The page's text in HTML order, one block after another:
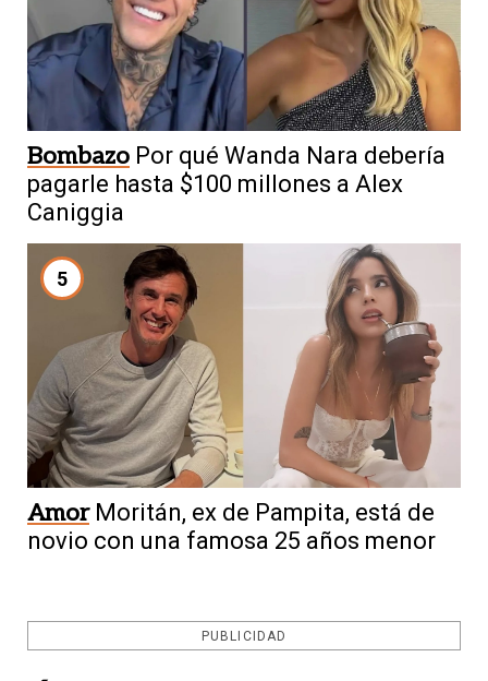
Bombazo Por qué Wanda Nara debería
pagarle hasta $100 millones a Alex
Caniggia
5
Amor Moritán, ex de Pampita, está de
novio con una famosa 25 años menor
PUBLICIDAD